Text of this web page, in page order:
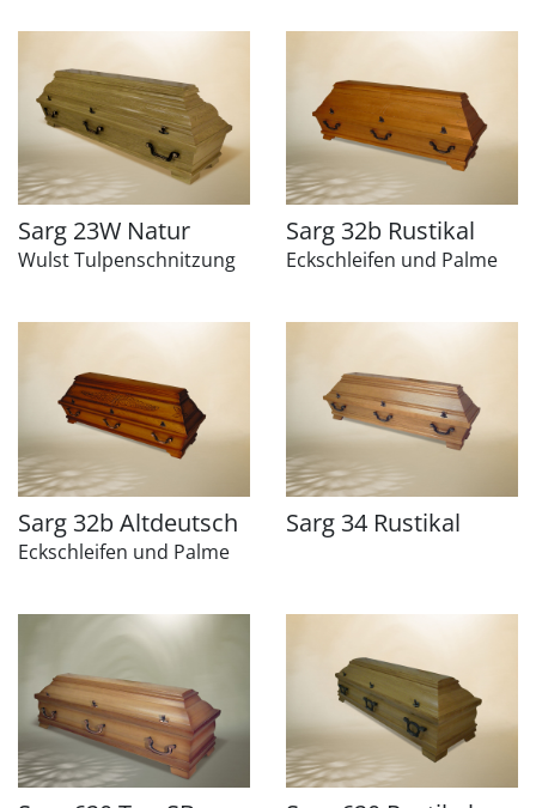
Sarg 23W Natur
Wulst Tulpenschnitzung
Sarg 32b Rustikal
Eckschleifen und Palme
Sarg 32b Altdeutsch
Eckschleifen und Palme
Sarg 34 Rustikal